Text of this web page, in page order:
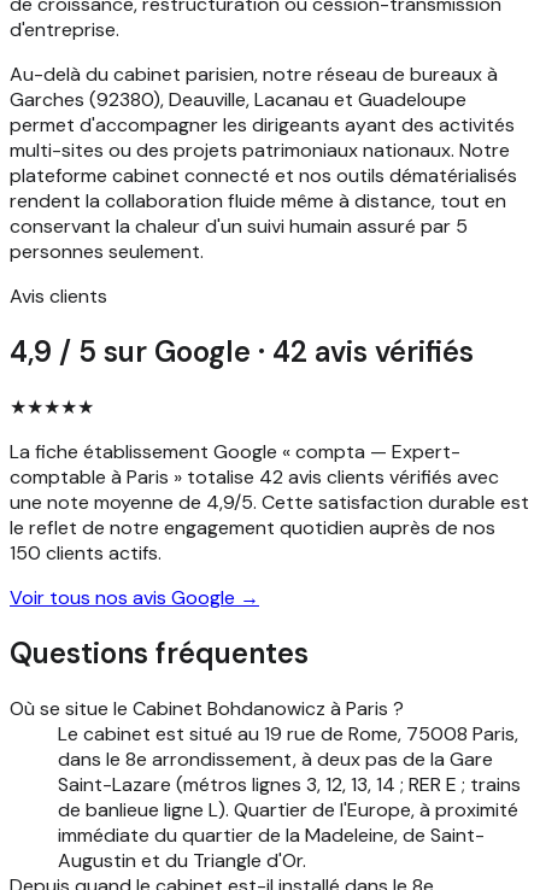
d'entreprise.
Au-delà du cabinet parisien, notre réseau de bureaux à
Garches (92380), Deauville, Lacanau et Guadeloupe
permet d'accompagner les dirigeants ayant des activités
multi-sites ou des projets patrimoniaux nationaux. Notre
plateforme cabinet connecté et nos outils dématérialisés
rendent la collaboration fluide même à distance, tout en
conservant la chaleur d'un suivi humain assuré par 5
personnes seulement.
Avis clients
4,9 / 5 sur Google · 42 avis vérifiés
★★★★★
La fiche établissement Google « compta — Expert-
comptable à Paris » totalise 42 avis clients vérifiés avec
une note moyenne de 4,9/5. Cette satisfaction durable est
le reflet de notre engagement quotidien auprès de nos
150 clients actifs.
Voir tous nos avis Google →
Questions fréquentes
Où se situe le Cabinet Bohdanowicz à Paris ?
Le cabinet est situé au 19 rue de Rome, 75008 Paris,
dans le 8e arrondissement, à deux pas de la Gare
Saint-Lazare (métros lignes 3, 12, 13, 14 ; RER E ; trains
de banlieue ligne L). Quartier de l'Europe, à proximité
immédiate du quartier de la Madeleine, de Saint-
Augustin et du Triangle d'Or.